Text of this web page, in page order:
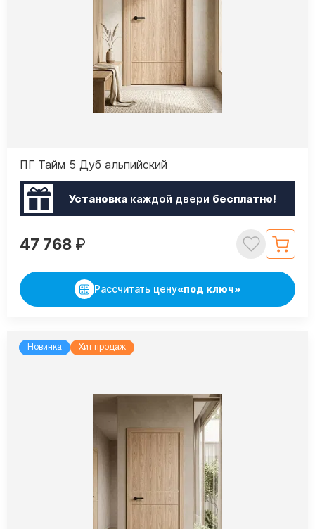
ПГ Тайм 5 Дуб альпийский
Установкакаждой двери бесплатно!
47 768 ₽
Рассчитать цену«под ключ»
Новинка Хит продаж